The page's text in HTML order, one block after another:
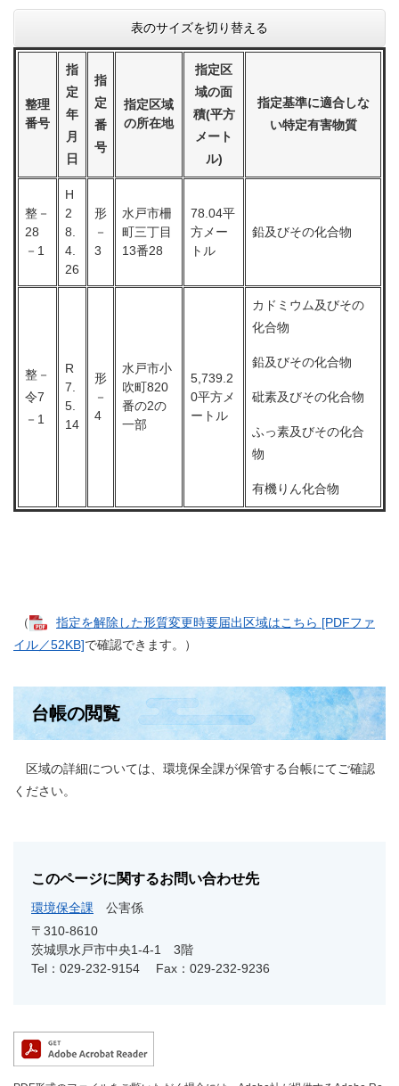
表のサイズを切り替える
整理
番号
指
定
年
月
日
指
定
番
号
指定区域
の所在地
指定区
域の面
積(平方
メート
ル)
指定基準に適合しな
い特定有害物質
整－
28
－1
H
2
8.
4.
26
形
－
3
水戸市柵
町三丁目
13番28
78.04平
方メー
トル
鉛及びその化合物
整－
令7
－1
R
7.
5.
14
形
－
4
水戸市小
吹町820
番の2の
一部
5,739.2
0平方メ
ートル
カドミウム及びその
化合物
鉛及びその化合物
砒素及びその化合物
ふっ素及びその化合
物
有機りん化合物
（
指定を解除した形質変更時要届出区域はこちら [PDFファ
イル／52KB]で確認できます。）
台帳の閲覧
区域の詳細については、環境保全課が保管する台帳にてご確認
ください。
このページに関するお問い合わせ先
環境保全課
公害係
〒310-8610
茨城県水戸市中央1-4-1 3階
Tel：029-232-9154
Fax：029-232-9236